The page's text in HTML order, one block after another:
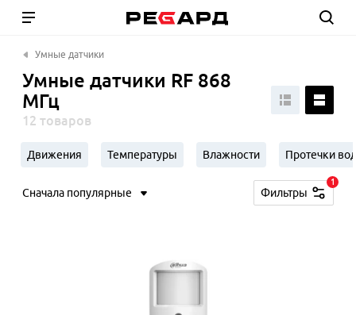
Умные датчики
Умные датчики RF 868
МГц
12 товаров
Движения Температуры Влажности Протечки
Сначала популярные Фильтры
1